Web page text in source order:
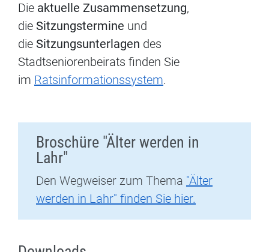
Die aktuelle Zusammensetzung,
die Sitzungstermine und
die Sitzungsunterlagen des
Stadtseniorenbeirats finden Sie
im Ratsinformationssystem.
Broschüre "Älter werden in
Lahr"
Den Wegweiser zum Thema "Älter
werden in Lahr" finden Sie hier.